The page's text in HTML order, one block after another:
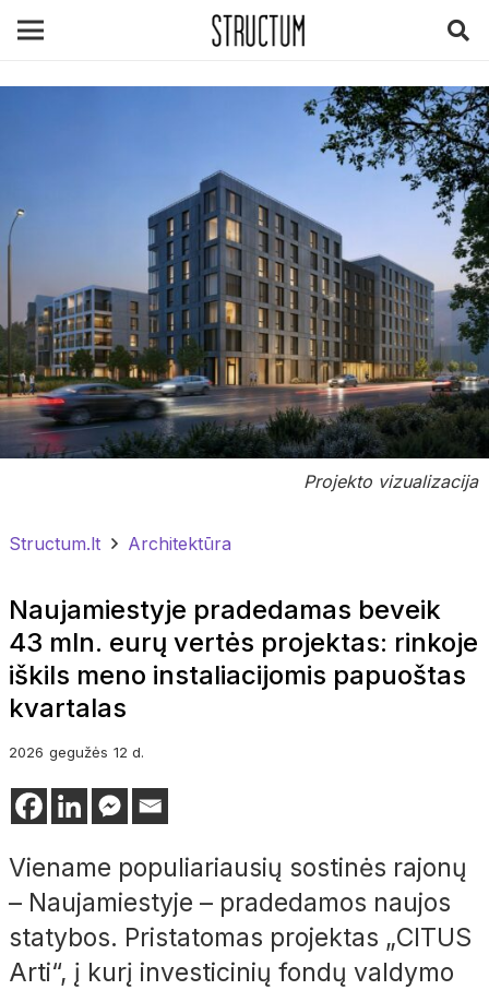
Projekto vizualizacija
Structum.lt Architektūra
Naujamiestyje pradedamas beveik
43 mln. eurų vertės projektas: rinkoje
iškils meno instaliacijomis papuoštas
kvartalas
2026 gegužės 12 d.
Viename populiariausių sostinės rajonų
– Naujamiestyje – pradedamos naujos
statybos. Pristatomas projektas „CITUS
Arti“, į kurį investicinių fondų valdymo